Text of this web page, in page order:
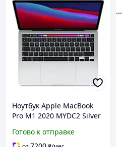
Ноутбук Apple MacBook
Pro M1 2020 MYDC2 Silver
Готово к отправке